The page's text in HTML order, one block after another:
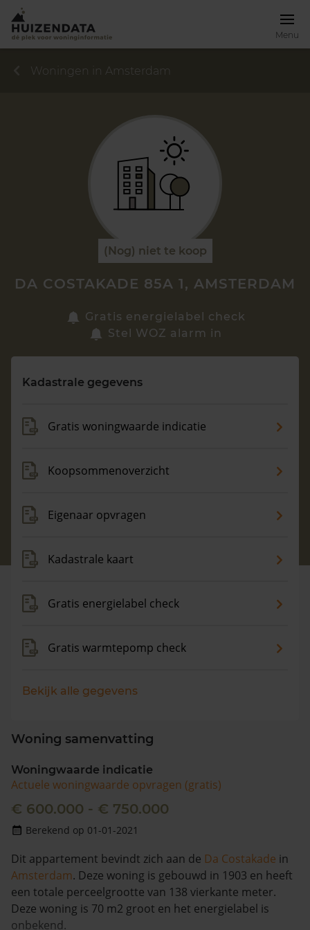
Menu
Zoek een woning
Maandag t/m vrijdag - 08:00 -18:00
Woningen in Amsterdam
(Nog) niet te koop
DA COSTAKADE 85A 1, AMSTERDAM
Gratis energielabel check
Stel WOZ alarm in
Kadastrale gegevens
Gratis woningwaarde indicatie
Koopsommenoverzicht
Eigenaar opvragen
Kadastrale kaart
Gratis energielabel check
Gratis warmtepomp check
Bekijk alle gegevens
Woning samenvatting
Woningwaarde indicatie
Actuele woningwaarde opvragen (gratis)
€ 600.000 - € 750.000
Berekend op 01-01-2021
Dit appartement bevindt zich aan de Da Costakade in
Amsterdam. Deze woning is gebouwd in 1903 en heeft
een totale perceelgrootte van 138 vierkante meter.
Deze woning is 70 m2 groot en het energielabel is
onbekend.